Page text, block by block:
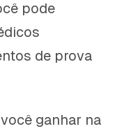
pode
de prova
ganhar na